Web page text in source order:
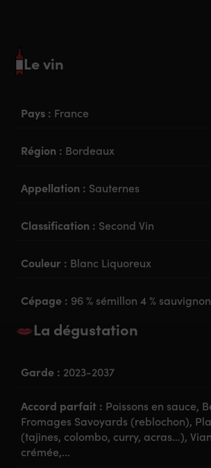
Le vin
Pays : France
Région : Bordeaux
Appellation : Sauternes
Classification : Second Vin
Couleur : Blanc Liquoreux
Cépage : 96 % sémillon 4 %
La dégustation
Garde : 2023-2037
Accord parfait : Poissons en sauce,
Fromages Savoyards (reblochon),
(tajines, colombo, curry, acras…),
crémée,...